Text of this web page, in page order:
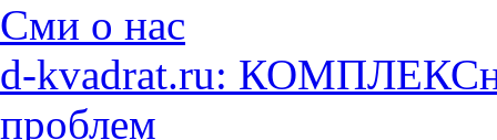
Сми о нас
d-kvadrat.ru:
проблем